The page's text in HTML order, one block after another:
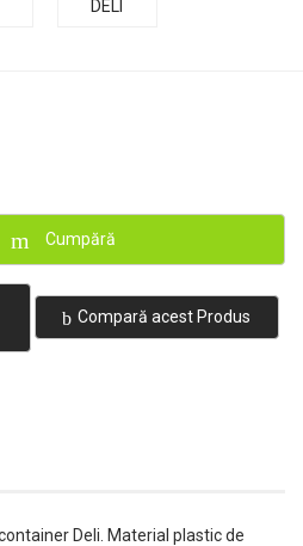
Cumpără
Compară acest Produs
Deli. Material plastic de